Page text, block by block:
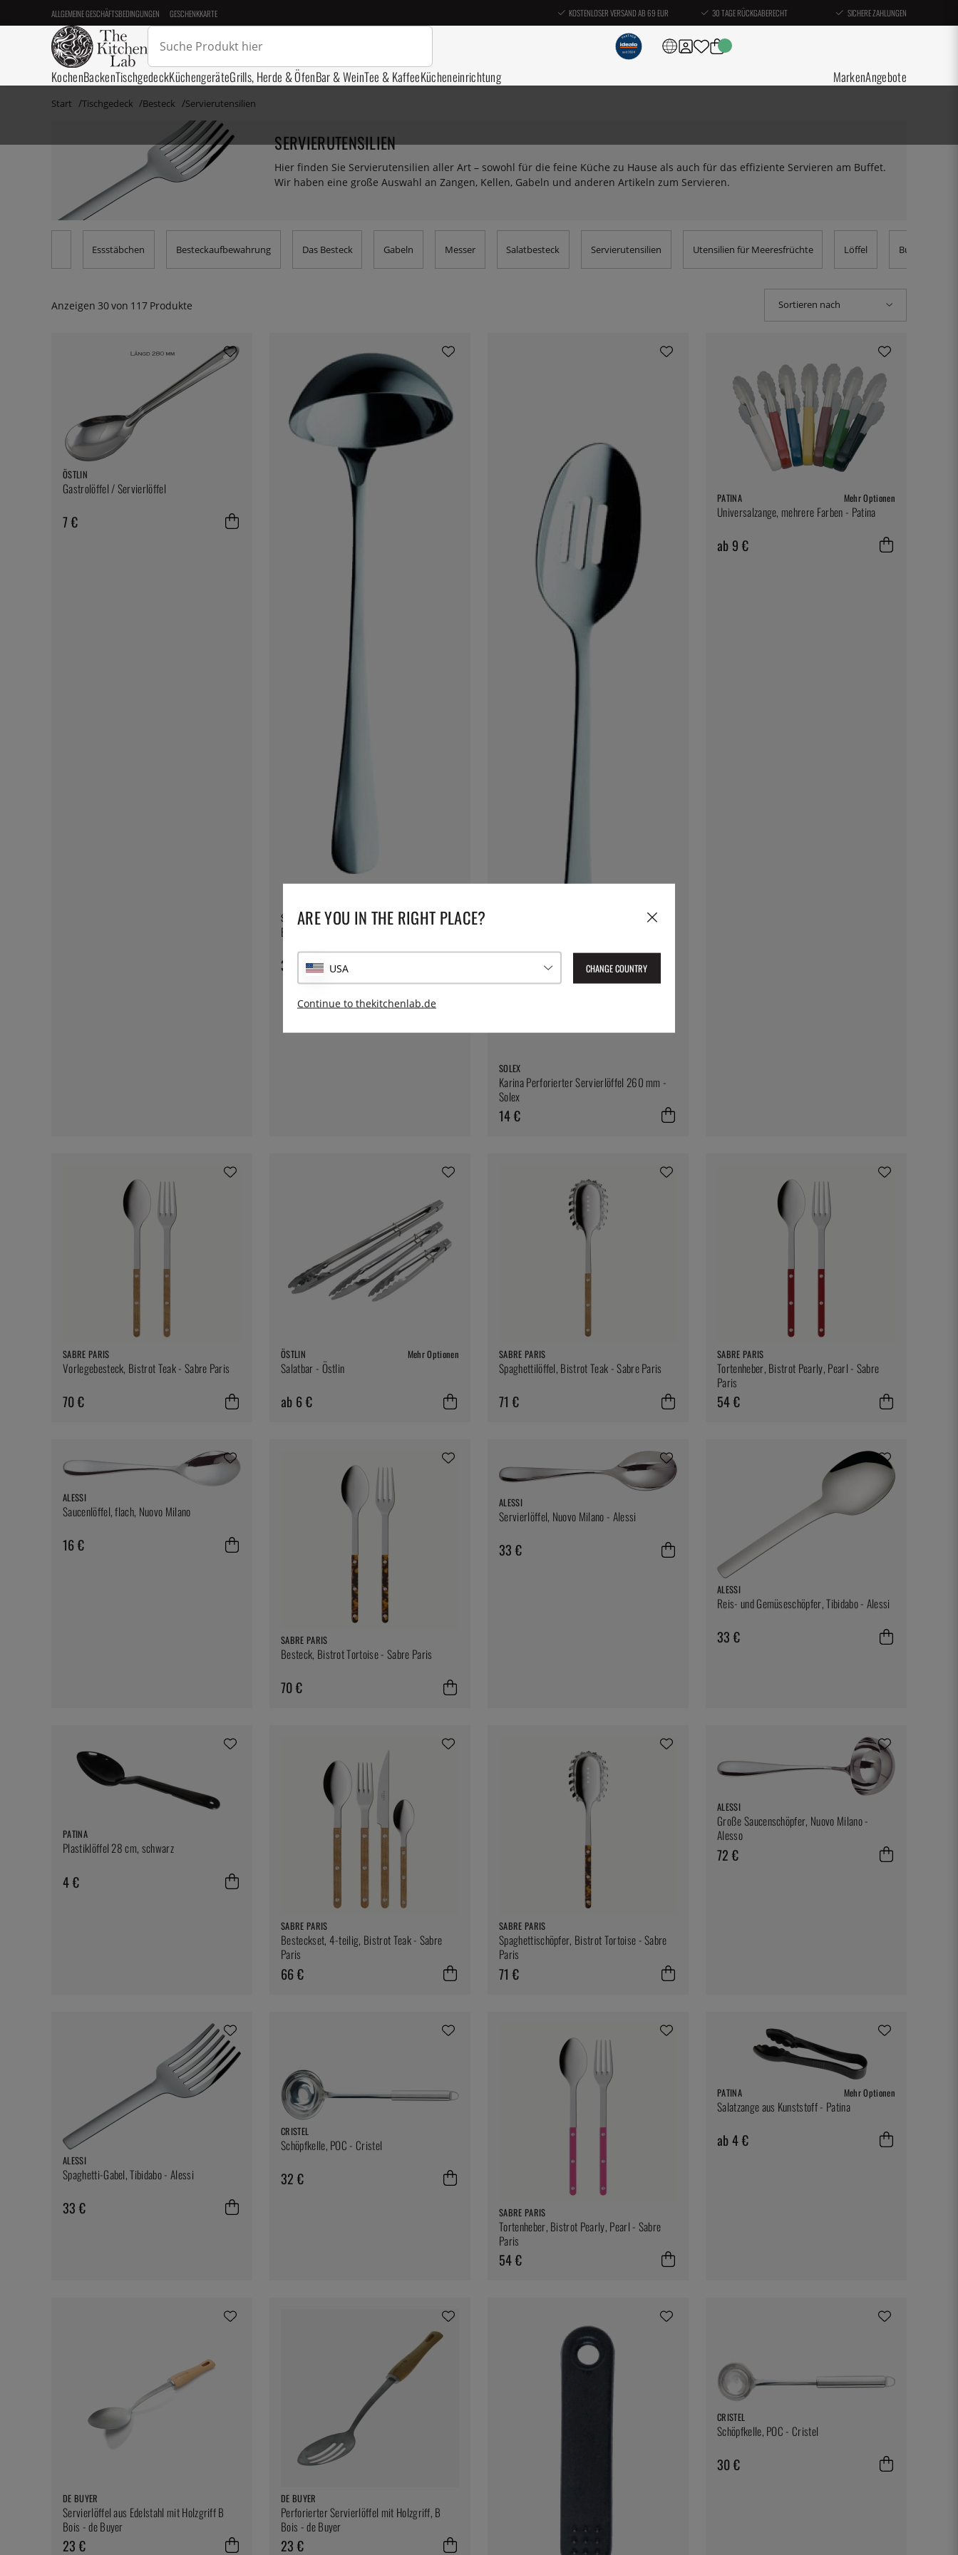
ALLGEMEINE GESCHÄFTSBEDINGUNGEN GESCHENKKARTE KOSTENLOSER VERSAND AB 69 EUR 30 TAGE RÜCKGABERECHT SICHERE ZAHLUNGEN
KochenBackenTischgedeckKüchengeräteGrills, Herde & ÖfenBar & WeinTee & KaffeeKücheneinrichtung MarkenAngebote
Start Tischgedeck Besteck Servierutensilien
SERVIERUTENSILIEN
Hier finden Sie Servierutensilien aller Art – sowohl für die feine Küche zu Hause als auch für das effiziente Servieren am Buffet.
Wir haben eine große Auswahl an Zangen, Kellen, Gabeln und anderen Artikeln zum Servieren.
Essstäbchen Besteckaufbewahrung Das Besteck Gabeln Messer Salatbesteck Servierutensilien Utensilien für Meeresfrüchte Löffel Buttermesser
Anzeigen 30von 117 Produkte Sortieren nach
ÖSTLIN
Gastrolöffel / Servierlöffel
7 €
SOLEX
Baguette Suppenkelle, 300 mm
32 €
SOLEX
Karina Perforierter Servierlöffel 260 mm -
Solex
14 €
PATINA Mehr Optionen
Universalzange, mehrere Farben - Patina
ab 9 €
SABRE PARIS
Vorlegebesteck, Bistrot Teak - Sabre Paris
70 €
ÖSTLIN Mehr Optionen
Salatbar - Östlin
ab 6 €
SABRE PARIS
Spaghettilöffel, Bistrot Teak - Sabre Paris
71 €
SABRE PARIS
Tortenheber, Bistrot Pearly, Pearl - Sabre
Paris
54 €
ALESSI
Saucenlöffel, flach, Nuovo Milano
16 €
SABRE PARIS
Besteck, Bistrot Tortoise - Sabre Paris
70 €
ALESSI
Servierlöffel, Nuovo Milano - Alessi
33 €
ALESSI
Reis- und Gemüseschöpfer, Tibidabo - Alessi
33 €
PATINA
Plastiklöffel 28 cm, schwarz
4 €
SABRE PARIS
Besteckset, 4-teilig, Bistrot Teak - Sabre
Paris
66 €
SABRE PARIS
Spaghettischöpfer, Bistrot Tortoise - Sabre
Paris
71 €
ALESSI
Große Saucenschöpfer, Nuovo Milano -
Alesso
72 €
ALESSI
Spaghetti-Gabel, Tibidabo - Alessi
33 €
CRISTEL
Schöpfkelle, POC - Cristel
32 €
SABRE PARIS
Tortenheber, Bistrot Pearly, Pearl - Sabre
Paris
54 €
PATINA Mehr Optionen
Salatzange aus Kunststoff - Patina
ab 4 €
DE BUYER
Servierlöffel aus Edelstahl mit Holzgriff B
Bois - de Buyer
23 €
DE BUYER
Perforierter Servierlöffel mit Holzgriff, B
Bois - de Buyer
23 €
CRISTEL
Schöpfkelle, POC - Cristel
30 €
ARE YOU IN THE RIGHT PLACE?
USA CHANGE COUNTRY
Continue to thekitchenlab.de